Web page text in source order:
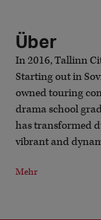
Über
In 2016, Tallinn
Starting out in
owned touring
drama school
has transformed
vibrant and
Mehr